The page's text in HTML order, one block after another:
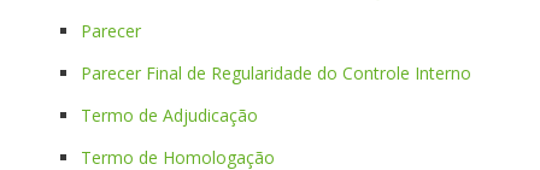
Parecer
Parecer Final de Regularidade do Controle Interno
Termo de Adjudicação
Termo de Homologação